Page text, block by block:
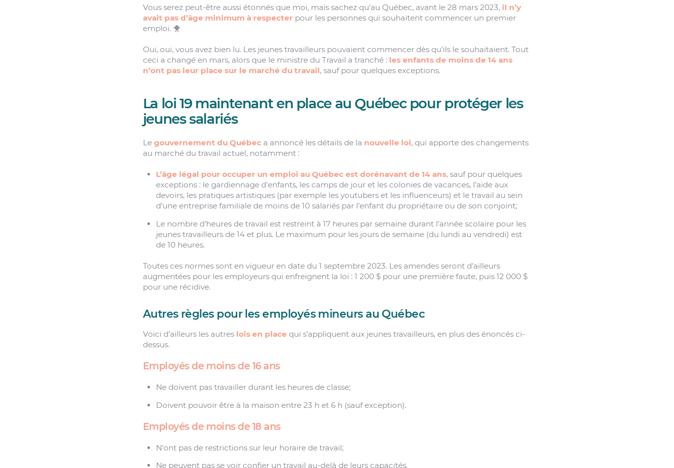
Vous serez peut-être aussi étonnés que moi, mais sachez qu’au Québec, avant le 28 mars 2023, il n’y
avait pas d’âge minimum à respecter pour les personnes qui souhaitent commencer un premier
emploi. 🐥
Oui, oui, vous avez bien lu. Les jeunes travailleurs pouvaient commencer dès qu’ils le souhaitaient. Tout
ceci a changé en mars, alors que le ministre du Travail a tranché : les enfants de moins de 14 ans
n’ont pas leur place sur le marché du travail, sauf pour quelques exceptions.
La loi 19 maintenant en place au Québec pour protéger les
jeunes salariés
Le gouvernement du Québeca annoncé les détails de la nouvelle loi, qui apporte des changements
au marché du travail actuel, notamment :
L’âge légal pour occuper un emploi au Québec est dorénavant de 14 ans, sauf pour quelques
exceptions : le gardiennage d’enfants, les camps de jour et les colonies de vacances, l’aide aux
devoirs, les pratiques artistiques (par exemple les youtubers et les influenceurs) et le travail au sein
d’une entreprise familiale de moins de 10 salariés par l’enfant du propriétaire ou de son conjoint;
Le nombre d’heures de travail est restreint à 17 heures par semaine durant l’année scolaire pour les
jeunes travailleurs de 14 et plus. Le maximum pour les jours de semaine (du lundi au vendredi) est
de 10 heures.
Toutes ces normes sont en vigueur en date du 1 septembre 2023. Les amendes seront d’ailleurs
augmentées pour les employeurs qui enfreignent la loi : 1 200 $ pour une première faute, puis 12 000 $
pour une récidive.
Autres règles pour les employés mineurs au Québec
Voici d’ailleurs les autres lois en place qui s’appliquent aux jeunes travailleurs, en plus des énoncés ci-
dessus.
Employés de moins de 16 ans
Ne doivent pas travailler durant les heures de classe;
Doivent pouvoir être à la maison entre 23 h et 6 h (sauf exception).
Employés de moins de 18 ans
N’ont pas de restrictions sur leur horaire de travail;
Ne peuvent pas se voir confier un travail au-delà de leurs capacités.